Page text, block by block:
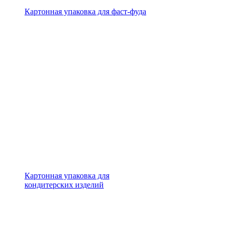
Картонная упаковка для фаст-фуда
Картонная упаковка для
кондитерских изделий